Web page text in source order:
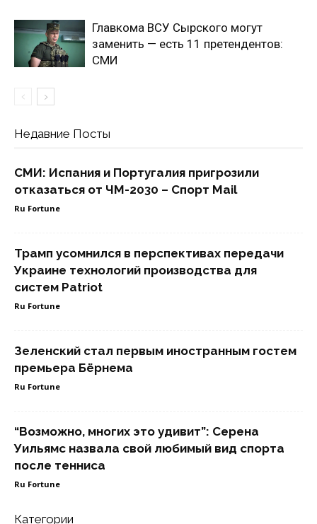
Главкома ВСУ Сырского могут
заменить — есть 11 претендентов:
СМИ
Недавние Посты
СМИ: Испания и Португалия пригрозили
отказаться от ЧМ-2030 – Спорт Mail
Ru Fortune
Трамп усомнился в перспективах передачи
Украине технологий производства для
систем Patriot
Ru Fortune
Зеленский стал первым иностранным гостем
премьера Бёрнема
Ru Fortune
“Возможно, многих это удивит”: Серена
Уильямс назвала свой любимый вид спорта
после тенниса
Ru Fortune
Категории